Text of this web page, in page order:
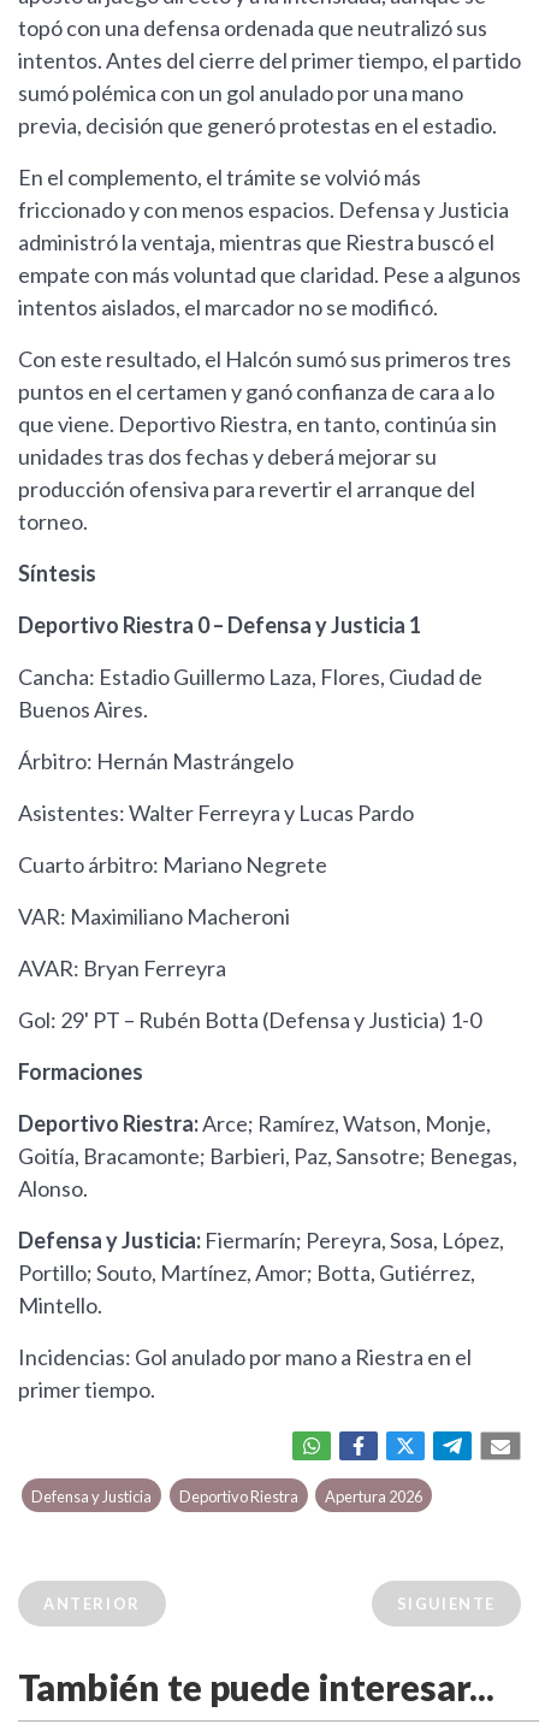
topó con una defensa ordenada que neutralizó sus
intentos. Antes del cierre del primer tiempo, el partido
sumó polémica con un gol anulado por una mano
previa, decisión que generó protestas en el estadio.
En el complemento, el trámite se volvió más
friccionado y con menos espacios. Defensa y Justicia
administró la ventaja, mientras que Riestra buscó el
empate con más voluntad que claridad. Pese a algunos
intentos aislados, el marcador no se modificó.
Con este resultado, el Halcón sumó sus primeros tres
puntos en el certamen y ganó confianza de cara a lo
que viene. Deportivo Riestra, en tanto, continúa sin
unidades tras dos fechas y deberá mejorar su
producción ofensiva para revertir el arranque del
torneo.
Síntesis
Deportivo Riestra 0 – Defensa y Justicia 1
Cancha: Estadio Guillermo Laza, Flores, Ciudad de
Buenos Aires.
Árbitro: Hernán Mastrángelo
Asistentes: Walter Ferreyra y Lucas Pardo
Cuarto árbitro: Mariano Negrete
VAR: Maximiliano Macheroni
AVAR: Bryan Ferreyra
Gol: 29' PT – Rubén Botta (Defensa y Justicia) 1-0
Formaciones
Deportivo Riestra:Arce; Ramírez, Watson, Monje,
Goitía, Bracamonte; Barbieri, Paz, Sansotre; Benegas,
Alonso.
Defensa y Justicia: Fiermarín; Pereyra, Sosa, López,
Portillo; Souto, Martínez, Amor; Botta, Gutiérrez,
Mintello.
Incidencias: Gol anulado por mano a Riestra en el
primer tiempo.
Defensa y Justicia Deportivo Riestra Apertura 2026
ANTERIOR SIGUIENTE
También te puede interesar...